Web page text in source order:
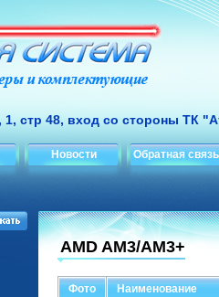
1, стр 48, вход со стороны ТК
Новости Обратная связь
AMD AM3/AM3+
Фото
Наименование